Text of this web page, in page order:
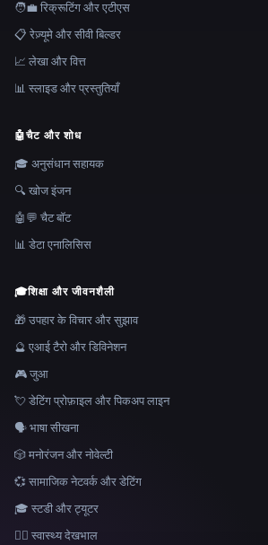
🧑‍💼 रिक्रूटिंग और एटीएस
📋 रेज़्यूमे और सीवी बिल्डर
📈 लेखा और वित्त
📊 स्लाइड और प्रस्तुतियाँ
🤖चैट और शोध
🎓 अनुसंधान सहायक
🔍 खोज इंजन
🤖💬 चैट बॉट
📊 डेटा एनालिसिस
🎓शिक्षा और जीवनशैली
🎁 उपहार के विचार और सुझाव
🔮 एआई टैरो और डिविनेशन
🎮 जुआ
💘 डेटिंग प्रोफ़ाइल और पिकअप लाइन
🗣️ भाषा सीखना
🎲 मनोरंजन और नोवेल्टी
💞 सामाजिक नेटवर्क और डेटिंग
🎓 स्टडी और ट्यूटर
👩‍⚕️ स्वास्थ्य देखभाल